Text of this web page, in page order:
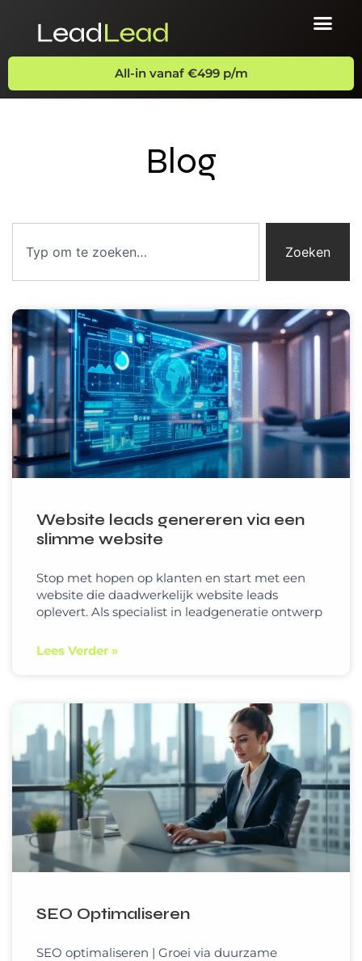
All-in vanaf €499 p/m
Blog
Zoeken
Website leads genereren via een
slimme website
Stop met hopen op klanten en start met een
website die daadwerkelijk website leads
oplevert. Als specialist in leadgeneratie ontwerp
Lees Verder »
SEO Optimaliseren
SEO optimaliseren | Groei via duurzame